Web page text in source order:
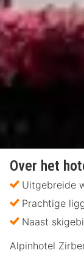
Over het
Uitgebreide
Prachtige
Naast
Alpinhotel